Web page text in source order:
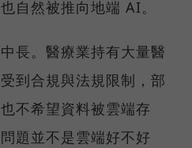
自然被推向地端 AI。
長。醫療業持有大量醫
到合規與法規限制，部
不希望資料被雲端存
題並不是雲端好不好